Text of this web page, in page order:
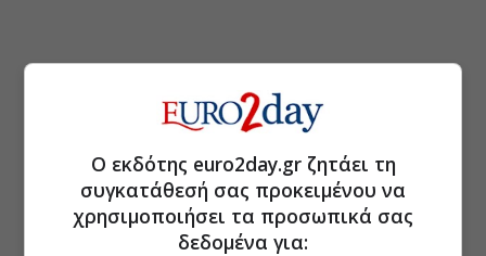
Ο εκδότης euro2day.gr ζητάει τη
συγκατάθεσή σας προκειμένου να
χρησιμοποιήσει τα προσωπικά σας
δεδομένα για: